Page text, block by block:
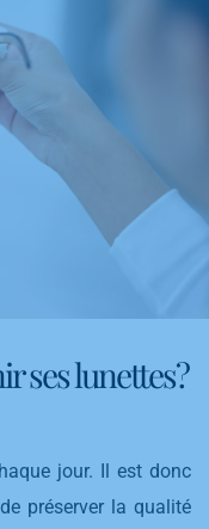
ses lunettes?
jour. Il est donc
préserver la qualité